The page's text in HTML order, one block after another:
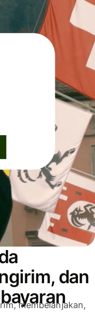
dan
membelanjakan,